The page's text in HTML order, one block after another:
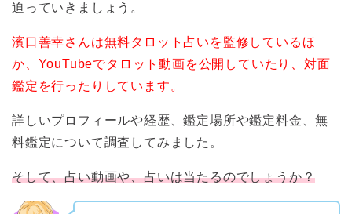
迫っていきましょう。
濱口善幸さんは無料タロット占いを監修しているほ
か、YouTubeでタロット動画を公開していたり、対面
鑑定を行ったりしています。
詳しいプロフィールや経歴、鑑定場所や鑑定料金、無
料鑑定について調査してみました。
そして、占い動画や、占いは当たるのでしょうか？